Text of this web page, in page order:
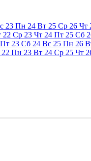
23 Пн 24 Вт 25 Ср 26 Чт
22 Ср 23 Чт 24 Пт 25 Сб
Пт 23 Сб 24 Вс 25 Пн 26
22 Пн 23 Вт 24 Ср 25 Чт